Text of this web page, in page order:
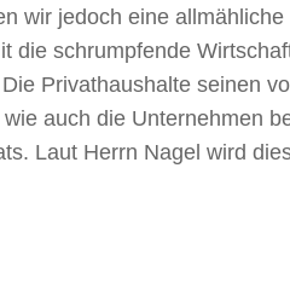
wir jedoch eine allmähliche
die schrumpfende
Privathaushalte seinen
auch die Unternehmen
Laut Herrn Nagel wird